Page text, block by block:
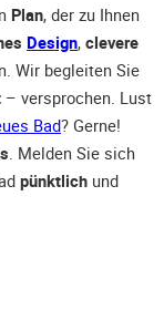
Plan, der zu Ihnen
Design, clevere
Wir begleiten Sie
– versprochen. Lust
Bad? Gerne!
. Melden Sie sich
pünktlich und